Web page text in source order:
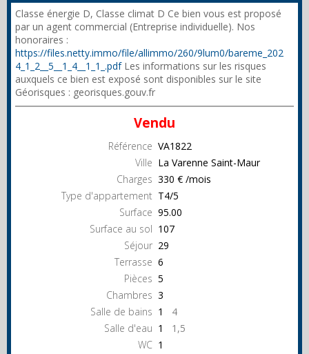
Classe énergie D, Classe climat D Ce bien vous est proposé
par un agent commercial (Entreprise individuelle). Nos
honoraires :
https://files.netty.immo/file/allimmo/260/9lum0/bareme_202
4_1_2__5__1_4__1_1_.pdfLes informations sur les risques
auxquels ce bien est exposé sont disponibles sur le site
Géorisques : georisques.gouv.fr
Vendu
Référence VA1822
Ville La Varenne Saint-Maur
Charges 330 € /mois
Type d'appartement T4/5
Surface 95.00
Surface au sol 107
Séjour 29
Terrasse 6
Pièces 5
Chambres 3
Salle de bains 1 4
Salle d'eau 1 1,5
WC 1